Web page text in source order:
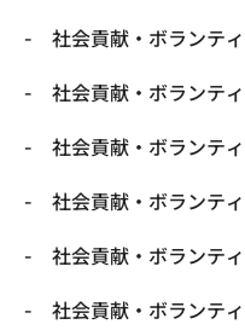
社会貢献・ボランテ
社会貢献・ボランテ
社会貢献・ボランテ
社会貢献・ボランテ
社会貢献・ボランテ
社会貢献・ボランテ